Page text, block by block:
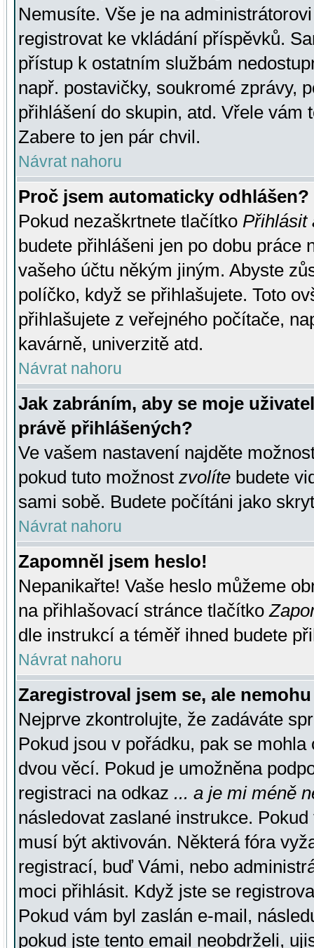
Nemusíte. Vše je na
registrovat ke vkládání příspěvků.
přístup k ostatním službám
např. postavičky, soukromé zprávy,
přihlášení do skupin, atd. Vřele vám
Zabere to jen pár chvil.
Návrat nahoru
Proč jsem automaticky odhlášen?
Pokud nezaškrtnete tlačítko Přihlásit
budete přihlášeni jen po dobu práce
vašeho účtu někým jiným. Abyste
políčko, když se přihlašujete. Toto
přihlašujete z veřejného počítače,
kavárně, univerzitě atd.
Návrat nahoru
Jak zabráním, aby se moje
právě přihlášených?
Ve vašem nastavení najděte
pokud tuto možnost zvolíte budete
sami sobě. Budete počítáni jako
Návrat nahoru
Zapomněl jsem heslo!
Nepanikařte! Vaše heslo můžeme
na přihlašovací stránce tlačítko
dle instrukcí a téměř ihned budete
Návrat nahoru
Zaregistroval jsem se, ale
Nejprve zkontrolujte, že zadáváte
Pokud jsou v pořádku, pak se
dvou věcí. Pokud je umožněna
registraci na odkaz ... a je mi méně
následovat zaslané instrukce.
musí být aktivován. Některá fóra
registrací, buď Vámi, nebo
moci přihlásit. Když jste se
Pokud vám byl zaslán e-mail,
pokud jste tento email neobdrželi,